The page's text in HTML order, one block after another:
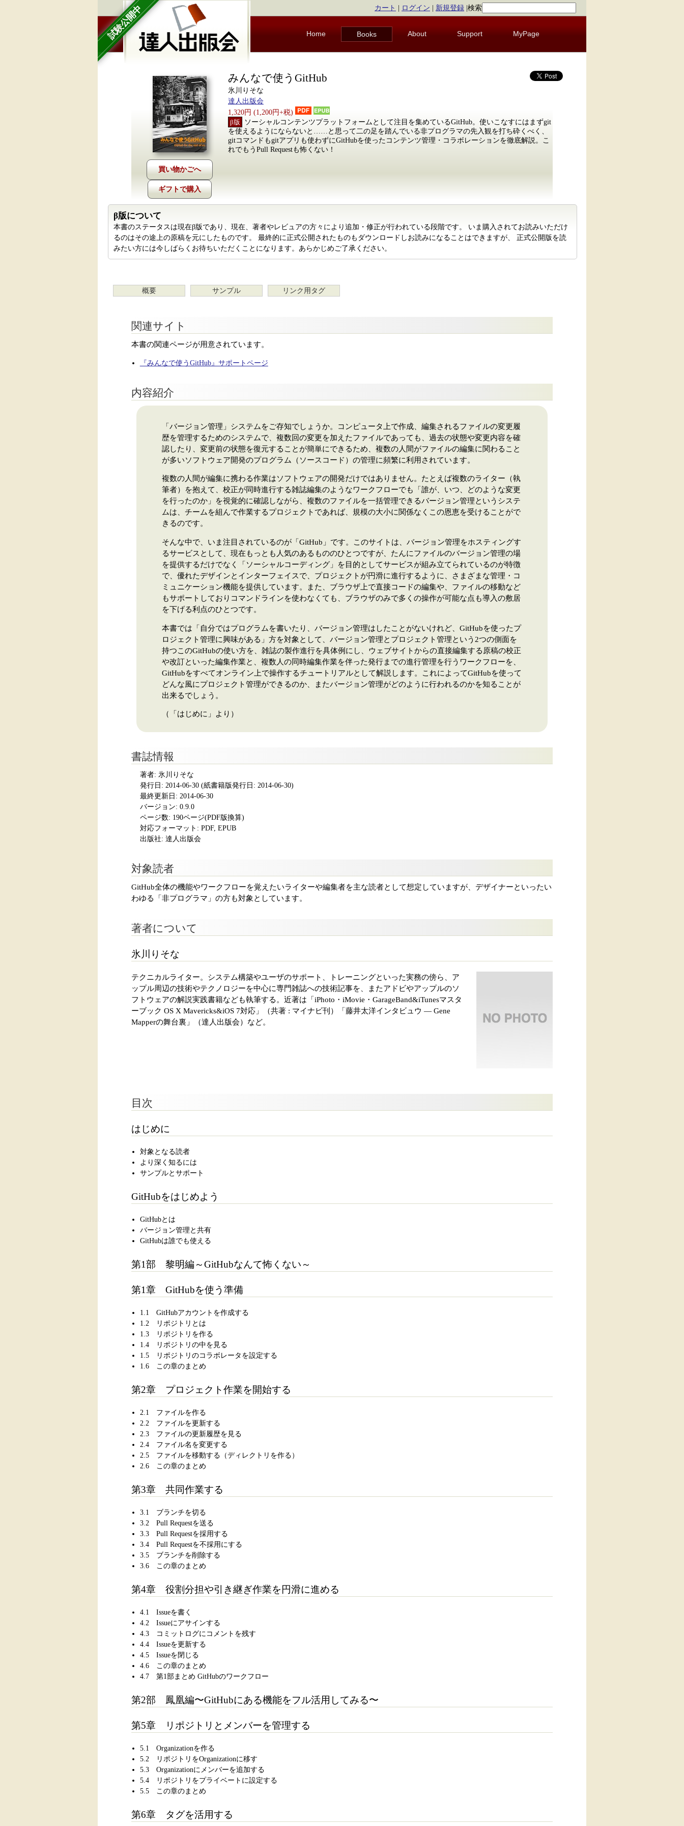
試験公開中 カート ログイン 新規登録 検索
Home Books About Support MyPage
ギフトで購入
みんなで使うGitHub
氷川りそな
達人出版会
1,320円 (1,200円+税)
β版
ソーシャルコンテンツプラットフォームとして注目を集めているGitHub。使いこなすにはまずgit
を使えるようにならないと……と思って二の足を踏んでいる非プログラマの先入観を打ち砕くべく、
gitコマンドもgitアプリも使わずにGitHubを使ったコンテンツ管理・コラボレーションを徹底解説。こ
れでもうPull Requestも怖くない！
β版について
本書のステータスは現在β版であり、現在、著者やレビュアの方々により追加・修正が行われている段階です。 いま購入されてお読みいただけ
るのはその途上の原稿を元にしたものです。 最終的に正式公開されたものもダウンロードしお読みになることはできますが、 正式公開版を読
みたい方には今しばらくお待ちいただくことになります。あらかじめご了承ください。
概要 サンプル リンク用タグ
関連サイト
本書の関連ページが用意されています。
『みんなで使うGitHub』サポートページ
内容紹介
「バージョン管理」システムをご存知でしょうか。コンピュータ上で作成、編集されるファイルの変更履
歴を管理するためのシステムで、複数回の変更を加えたファイルであっても、過去の状態や変更内容を確
認したり、変更前の状態を復元することが簡単にできるため、複数の人間がファイルの編集に関わること
が多いソフトウェア開発のプログラム（ソースコード）の管理に頻繁に利用されています。
複数の人間が編集に携わる作業はソフトウェアの開発だけではありません。たとえば複数のライター（執
筆者）を抱えて、校正が同時進行する雑誌編集のようなワークフローでも「誰が、いつ、どのような変更
を行ったのか」を視覚的に確認しながら、複数のファイルを一括管理できるバージョン管理というシステ
ムは、チームを組んで作業するプロジェクトであれば、規模の大小に関係なくこの恩恵を受けることがで
きるのです。
そんな中で、いま注目されているのが「GitHub」です。このサイトは、バージョン管理をホスティングす
るサービスとして、現在もっとも人気のあるもののひとつですが、たんにファイルのバージョン管理の場
を提供するだけでなく「ソーシャルコーディング」を目的としてサービスが組み立てられているのが特徴
で、優れたデザインとインターフェイスで、プロジェクトが円滑に進行するように、さまざまな管理・コ
ミュニケーション機能を提供しています。また、ブラウザ上で直接コードの編集や、ファイルの移動など
もサポートしておりコマンドラインを使わなくても、ブラウザのみで多くの操作が可能な点も導入の敷居
を下げる利点のひとつです。
本書では「自分ではプログラムを書いたり、バージョン管理はしたことがないけれど、GitHubを使ったプ
ロジェクト管理に興味がある」方を対象として、バージョン管理とプロジェクト管理という2つの側面を
持つこのGitHubの使い方を、雑誌の製作進行を具体例にし、ウェブサイトからの直接編集する原稿の校正
や改訂といった編集作業と、複数人の同時編集作業を伴った発行までの進行管理を行うワークフローを、
GitHubをすべてオンライン上で操作するチュートリアルとして解説します。これによってGitHubを使って
どんな風にプロジェクト管理ができるのか、またバージョン管理がどのように行われるのかを知ることが
出来るでしょう。
（「はじめに」より）
書誌情報
著者: 氷川りそな
発行日: 2014-06-30(紙書籍版発行日: 2014-06-30)
最終更新日: 2014-06-30
バージョン: 0.9.0
ページ数: 190ページ(PDF版換算)
対応フォーマット: PDF, EPUB
出版社: 達人出版会
対象読者
GitHub全体の機能やワークフローを覚えたいライターや編集者を主な読者として想定していますが、デザイナーといったい
わゆる「非プログラマ」の方も対象としています。
著者について
氷川りそな
テクニカルライター。システム構築やユーザのサポート、トレーニングといった実務の傍ら、ア
ップル周辺の技術やテクノロジーを中心に専門雑誌への技術記事を、またアドビやアップルのソ
フトウェアの解説実践書籍なども執筆する。近著は「iPhoto・iMovie・GarageBand&iTunesマスタ
ーブック OS X Mavericks&iOS 7対応」（共著 : マイナビ刊）「藤井太洋インタビュウ ― Gene
Mapperの舞台裏」（達人出版会）など。
目次
はじめに
対象となる読者
より深く知るには
サンプルとサポート
GitHubをはじめよう
GitHubとは
バージョン管理と共有
GitHubは誰でも使える
第1部 黎明編～GitHubなんて怖くない～
第1章 GitHubを使う準備
1.1 GitHubアカウントを作成する
1.2 リポジトリとは
1.3 リポジトリを作る
1.4 リポジトリの中を見る
1.5 リポジトリのコラボレータを設定する
1.6 この章のまとめ
第2章 プロジェクト作業を開始する
2.1 ファイルを作る
2.2 ファイルを更新する
2.3 ファイルの更新履歴を見る
2.4 ファイル名を変更する
2.5 ファイルを移動する（ディレクトリを作る）
2.6 この章のまとめ
第3章 共同作業する
3.1 ブランチを切る
3.2 Pull Requestを送る
3.3 Pull Requestを採用する
3.4 Pull Requestを不採用にする
3.5 ブランチを削除する
3.6 この章のまとめ
第4章 役割分担や引き継ぎ作業を円滑に進める
4.1 Issueを書く
4.2 Issueにアサインする
4.3 コミットログにコメントを残す
4.4 Issueを更新する
4.5 Issueを閉じる
4.6 この章のまとめ
4.7 第1部まとめ GitHubのワークフロー
第2部 鳳凰編〜GitHubにある機能をフル活用してみる〜
第5章 リポジトリとメンバーを管理する
5.1 Organizationを作る
5.2 リポジトリをOrganizationに移す
5.3 Organizationにメンバーを追加する
5.4 リポジトリをプライベートに設定する
5.5 この章のまとめ
第6章 タグを活用する